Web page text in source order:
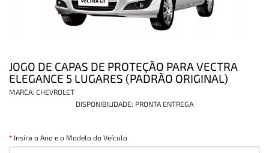
JOGO DE CAPAS DE PROTEÇÃO PARA VECTRA
ELEGANCE 5 LUGARES (PADRÃO ORIGINAL)
MARCA: CHEVROLET
DISPONIBILIDADE: PRONTA ENTREGA
Insira o Ano e o Modelo do Veículo